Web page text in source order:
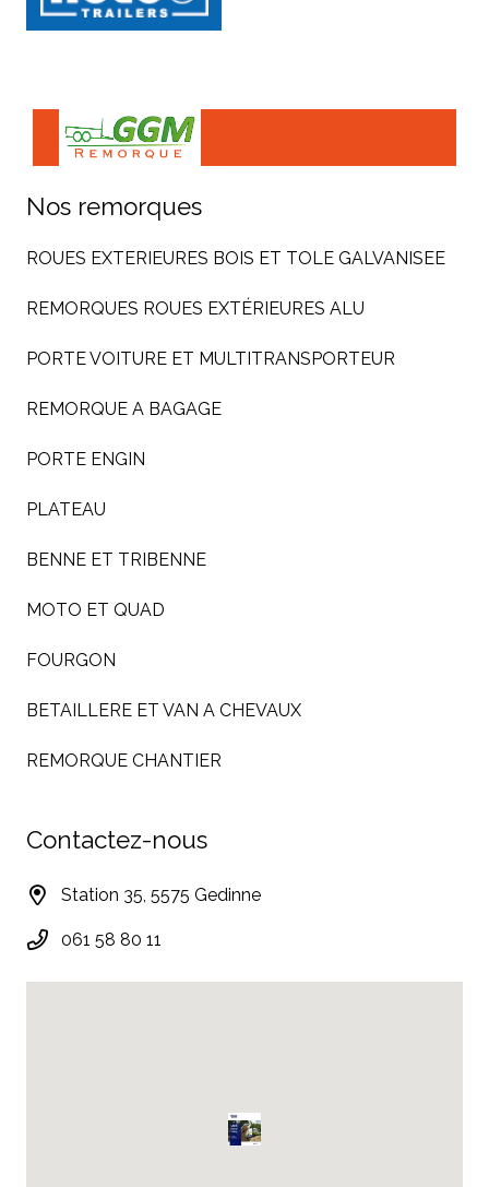
Nos remorques
ROUES EXTERIEURES BOIS ET TOLE GALVANISEE
REMORQUES ROUES EXTÉRIEURES ALU
PORTE VOITURE ET MULTITRANSPORTEUR
REMORQUE A BAGAGE
PORTE ENGIN
PLATEAU
BENNE ET TRIBENNE
MOTO ET QUAD
FOURGON
BETAILLERE ET VAN A CHEVAUX
REMORQUE CHANTIER
Contactez-nous
Station 35, 5575 Gedinne
061 58 80 11